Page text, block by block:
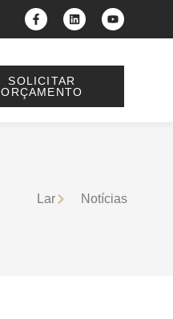
SOLICITAR
ORÇAMENTO
Lar Notícias